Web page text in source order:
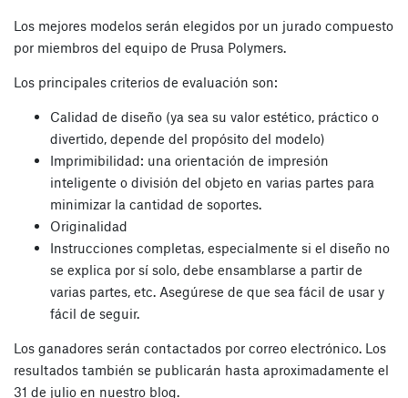
Los mejores modelos serán elegidos por un jurado compuesto
por miembros del equipo de Prusa Polymers.
Los principales criterios de evaluación son:
Calidad de diseño (ya sea su valor estético, práctico o
divertido, depende del propósito del modelo)
Imprimibilidad: una orientación de impresión
inteligente o división del objeto en varias partes para
minimizar la cantidad de soportes.
Originalidad
Instrucciones completas, especialmente si el diseño no
se explica por sí solo, debe ensamblarse a partir de
varias partes, etc. Asegúrese de que sea fácil de usar y
fácil de seguir.
Los ganadores serán contactados por correo electrónico. Los
resultados también se publicarán hasta aproximadamente el
31 de julio en nuestro blog.